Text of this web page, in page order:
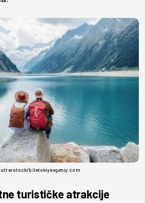
biletskiyevgeniy.com
turističke atrakcije